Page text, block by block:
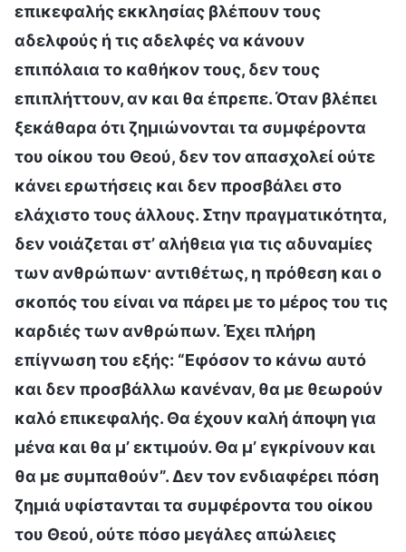
επικεφαλής εκκλησίας βλέπουν τους
αδελφούς ή τις αδελφές να κάνουν
επιπόλαια το καθήκον τους, δεν τους
επιπλήττουν, αν και θα έπρεπε. Όταν βλέπει
ξεκάθαρα ότι ζημιώνονται τα συμφέροντα
του οίκου του Θεού, δεν τον απασχολεί ούτε
κάνει ερωτήσεις και δεν προσβάλει στο
ελάχιστο τους άλλους. Στην πραγματικότητα,
δεν νοιάζεται στ’ αλήθεια για τις αδυναμίες
των ανθρώπων· αντιθέτως, η πρόθεση και ο
σκοπός του είναι να πάρει με το μέρος του τις
καρδιές των ανθρώπων. Έχει πλήρη
επίγνωση του εξής: “Εφόσον το κάνω αυτό
και δεν προσβάλλω κανέναν, θα με θεωρούν
καλό επικεφαλής. Θα έχουν καλή άποψη για
μένα και θα μ’ εκτιμούν. Θα μ’ εγκρίνουν και
θα με συμπαθούν”. Δεν τον ενδιαφέρει πόση
ζημιά υφίστανται τα συμφέροντα του οίκου
του Θεού, ούτε πόσο μεγάλες απώλειες